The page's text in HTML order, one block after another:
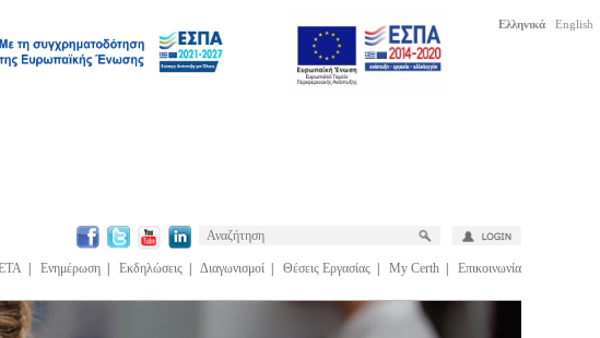
Ελληνικά English
Ενημέρωση Εκδηλώσεις Διαγωνισμοί Θέσεις Εργασίας My Certh Επικοινωνία